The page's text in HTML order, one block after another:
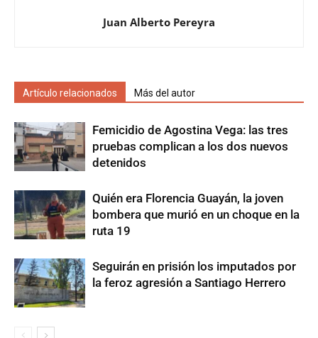
Juan Alberto Pereyra
Artículo relacionados Más del autor
Femicidio de Agostina Vega: las tres
pruebas complican a los dos nuevos
detenidos
Quién era Florencia Guayán, la joven
bombera que murió en un choque en la
ruta 19
Seguirán en prisión los imputados por
la feroz agresión a Santiago Herrero